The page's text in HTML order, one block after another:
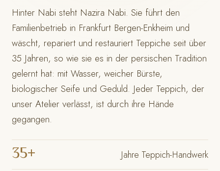
Hinter Nabi steht Nazira Nabi. Sie führt den
Familienbetrieb in Frankfurt Bergen-Enkheim und
wäscht, repariert und restauriert Teppiche seit über
35 Jahren, so wie sie es in der persischen Tradition
gelernt hat: mit Wasser, weicher Bürste,
biologischer Seife und Geduld. Jeder Teppich, der
unser Atelier verlässt, ist durch ihre Hände
gegangen.
35+ Jahre Teppich-Handwerk